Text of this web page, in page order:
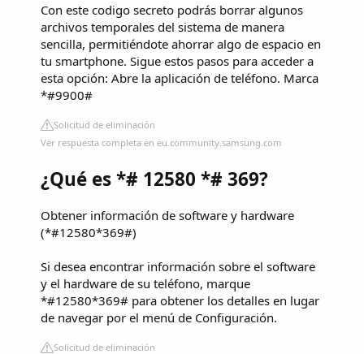
Con este codigo secreto podrás borrar algunos
archivos temporales del sistema de manera
sencilla, permitiéndote ahorrar algo de espacio en
tu smartphone. Sigue estos pasos para acceder a
esta opción: Abre la aplicación de teléfono. Marca
*#9900#
Solicitud de eliminación
Ver respuesta completa en eu.community.samsung.com
¿Qué es *# 12580 *# 369?
Obtener información de software y hardware
(*#12580*369#)
Si desea encontrar información sobre el software
y el hardware de su teléfono, marque
*#12580*369# para obtener los detalles en lugar
de navegar por el menú de Configuración.
Solicitud de eliminación